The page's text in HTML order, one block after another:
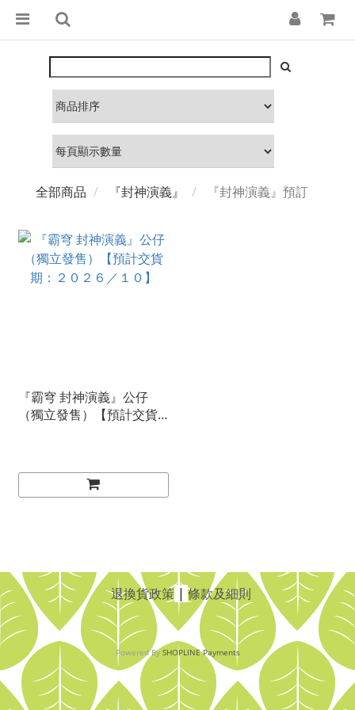
全部商品 『封神演義』 『封神演義』預訂
『霸穹 封神演義』公仔
（獨立發售）【預計交貨
退換貨政策| 條款及細則
Powered BySHOPLINE Payments